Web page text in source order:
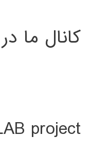
کانال ما
project